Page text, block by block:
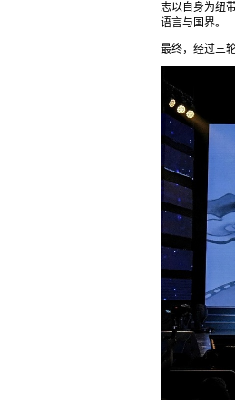
志以自身为纽
语言与国界。
最终，经过三